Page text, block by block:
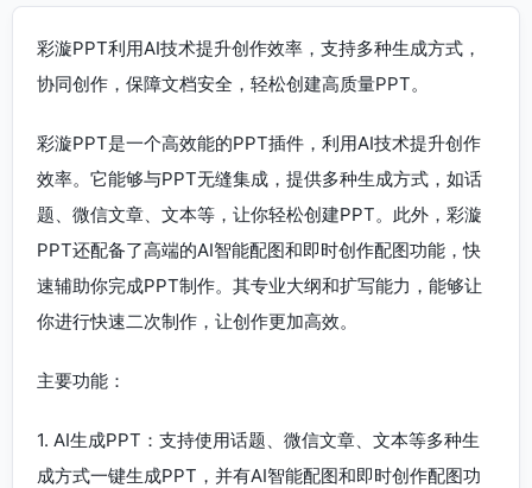
彩漩PPT利用AI技术提升创作效率，支持多种生成方式，
协同创作，保障文档安全，轻松创建高质量PPT。
彩漩PPT是一个高效能的PPT插件，利用AI技术提升创作
效率。它能够与PPT无缝集成，提供多种生成方式，如话
题、微信文章、文本等，让你轻松创建PPT。此外，彩漩
PPT还配备了高端的AI智能配图和即时创作配图功能，快
速辅助你完成PPT制作。其专业大纲和扩写能力，能够让
你进行快速二次制作，让创作更加高效。
主要功能：
1. AI生成PPT：支持使用话题、微信文章、文本等多种生
成方式一键生成PPT，并有AI智能配图和即时创作配图功